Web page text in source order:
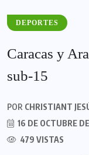
DEPORTES
Caracas y
sub-15
POR CHRISTIANT
16 DE OCTUBRE
479 VISTAS